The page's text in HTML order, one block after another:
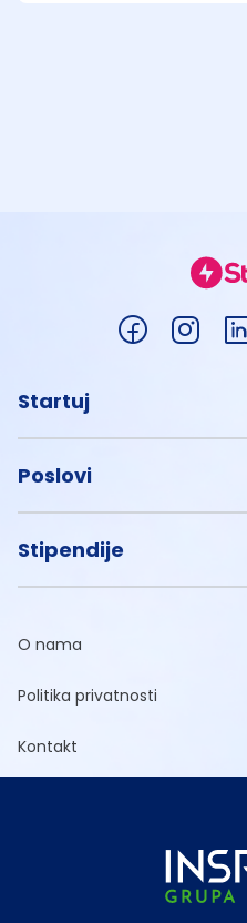
Startuj
Poslovi
Stipendije
O nama
Politika privatnosti
Kontakt